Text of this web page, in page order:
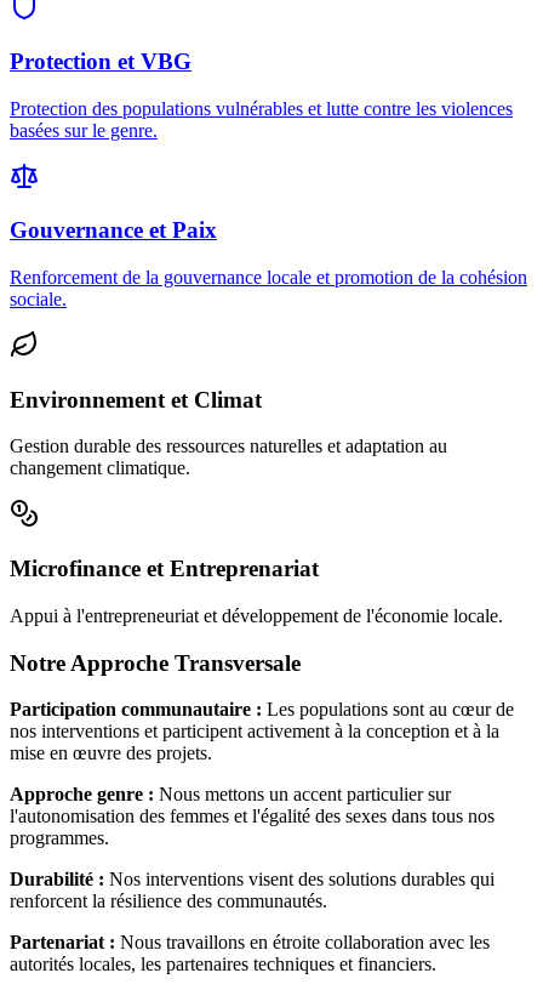
Protection et VBG
Protection des populations vulnérables et lutte contre les violences
basées sur le genre.
Gouvernance et Paix
Renforcement de la gouvernance locale et promotion de la cohésion
sociale.
Environnement et Climat
Gestion durable des ressources naturelles et adaptation au
changement climatique.
Microfinance et Entreprenariat
Appui à l'entrepreneuriat et développement de l'économie locale.
Notre Approche Transversale
Participation communautaire : Les populations sont au cœur de
nos interventions et participent activement à la conception et à la
mise en œuvre des projets.
Approche genre : Nous mettons un accent particulier sur
l'autonomisation des femmes et l'égalité des sexes dans tous nos
programmes.
Durabilité : Nos interventions visent des solutions durables qui
renforcent la résilience des communautés.
Partenariat : Nous travaillons en étroite collaboration avec les
autorités locales, les partenaires techniques et financiers.